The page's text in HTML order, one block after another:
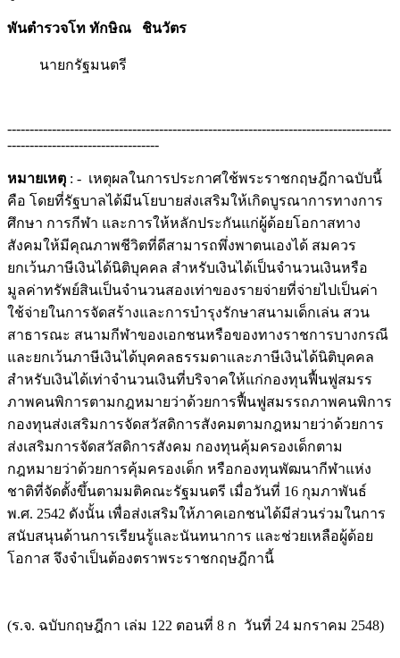
พันตำรวจโท ทักษิณ ชินวัตร
นายกรัฐมนตรี
--------------------------------------------------------------------------------------
----------------------------------
หมายเหตุ : - เหตุผลในการประกาศใช้พระราชกฤษฎีกาฉบับนี้
คือ โดยที่รัฐบาลได้มีนโยบายส่งเสริมให้เกิดบูรณาการทางการ
ศึกษา การกีฬา และการให้หลักประกันแก่ผู้ด้อยโอกาสทาง
สังคมให้มีคุณภาพชีวิตที่ดีสามารถพึ่งพาตนเองได้ สมควร
ยกเว้นภาษีเงินได้นิติบุคคล สำหรับเงินได้เป็นจำนวนเงินหรือ
มูลค่าทรัพย์สินเป็นจำนวนสองเท่าของรายจ่ายที่จ่ายไปเป็นค่า
ใช้จ่ายในการจัดสร้างและการบำรุงรักษาสนามเด็กเล่น สวน
สาธารณะ สนามกีฬาของเอกชนหรือของทางราชการบางกรณี
และยกเว้นภาษีเงินได้บุคคลธรรมดาและภาษีเงินได้นิติบุคคล
สำหรับเงินได้เท่าจำนวนเงินที่บริจาคให้แก่กองทุนฟื้นฟูสมรร
ภาพคนพิการตามกฎหมายว่าด้วยการฟื้นฟูสมรรถภาพคนพิการ
กองทุนส่งเสริมการจัดสวัสดิการสังคมตามกฎหมายว่าด้วยการ
ส่งเสริมการจัดสวัสดิการสังคม กองทุนคุ้มครองเด็กตาม
กฎหมายว่าด้วยการคุ้มครองเด็ก หรือกองทุนพัฒนากีฬาแห่ง
ชาติที่จัดตั้งขึ้นตามมติคณะรัฐมนตรี เมื่อวันที่ 16 กุมภาพันธ์
พ.ศ. 2542 ดังนั้น เพื่อส่งเสริมให้ภาคเอกชนได้มีส่วนร่วมในการ
สนับสนุนด้านการเรียนรู้และนันทนาการ และช่วยเหลือผู้ด้อย
โอกาส จึงจำเป็นต้องตราพระราชกฤษฎีกานี้
(ร.จ. ฉบับกฤษฎีกา เล่ม 122 ตอนที่ 8 ก วันที่ 24 มกราคม 2548)